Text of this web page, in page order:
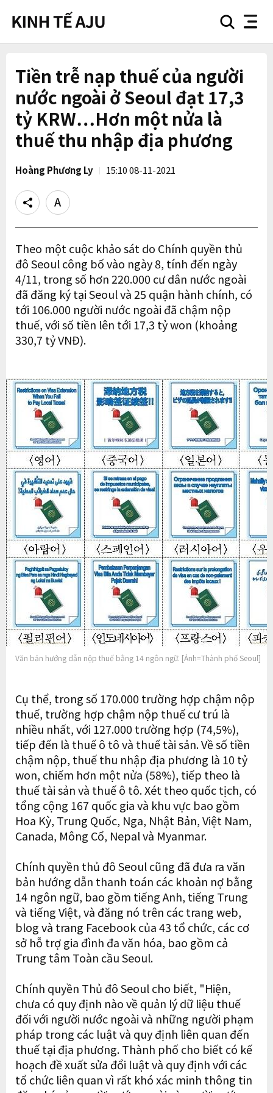
searchnav
Tiền trễ nạp thuế của người
nước ngoài ở Seoul đạt 17,3
tỷ KRW…Hơn một nửa là
thuế thu nhập địa phương
Hoàng Phương Ly 15:10 08-11-2021
Share
Text
size
Theo một cuộc khảo sát do Chính quyền thủ
đô Seoul công bố vào ngày 8, tính đến ngày
4/11, trong số hơn 220.000 cư dân nước ngoài
đã đăng ký tại Seoul và 25 quận hành chính, có
tới 106.000 người nước ngoài đã chậm nộp
thuế, với số tiền lên tới 17,3 tỷ won (khoảng
330,7 tỷ VNĐ).
Văn bản hướng dẫn nộp thuế bằng 14 ngôn ngữ. [Ảnh=Thành phố Seoul]
Cụ thể, trong số 170.000 trường hợp chậm nộp
thuế, trường hợp chậm nộp thuế cư trú là
nhiều nhất, với 127.000 trường hợp (74,5%),
tiếp đến là thuế ô tô và thuế tài sản. Về số tiền
chậm nộp, thuế thu nhập địa phương là 10 tỷ
won, chiếm hơn một nửa (58%), tiếp theo là
thuế tài sản và thuế ô tô. Xét theo quốc tịch, có
tổng cộng 167 quốc gia và khu vực bao gồm
Hoa Kỳ, Trung Quốc, Nga, Nhật Bản, Việt Nam,
Canada, Mông Cổ, Nepal và Myanmar.
Chính quyền thủ đô Seoul cũng đã đưa ra văn
bản hướng dẫn thanh toán các khoản nợ bằng
14 ngôn ngữ, bao gồm tiếng Anh, tiếng Trung
và tiếng Việt, và đăng nó trên các trang web,
blog và trang Facebook của 43 tổ chức, các cơ
sở hỗ trợ gia đình đa văn hóa, bao gồm cả
Trung tâm Toàn cầu Seoul.
Chính quyền Thủ đô Seoul cho biết, "Hiện,
chưa có quy định nào về quản lý dữ liệu thuế
đối với người nước ngoài và những người phạm
pháp trong các luật và quy định liên quan đến
thuế tại địa phương. Thành phố cho biết có kế
hoạch đề xuất sửa đổi luật và quy định với các
tổ chức liên quan vì rất khó xác minh thông tin